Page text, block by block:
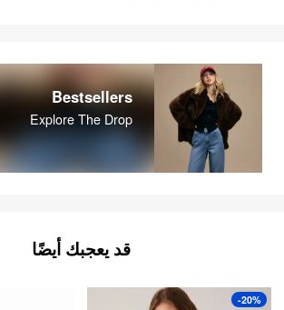
Bestsellers
Explore The Drop
قد يعجبك أيضًا
-20%